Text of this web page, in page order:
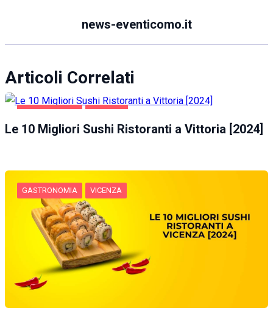
news-eventicomo.it
Articoli Correlati
Le 10 Migliori Sushi Ristoranti a Vittoria [2024]
GASTRONOMIA VICENZA